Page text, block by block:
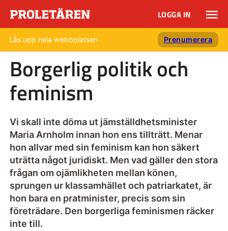
LOGGA IN
Lås upp hela webbplatsen Prenumerera
Borgerlig politik och
feminism
Vi skall inte döma ut jämställdhetsminister
Maria Arnholm innan hon ens tillträtt. Menar
hon allvar med sin feminism kan hon säkert
uträtta något juridiskt. Men vad gäller den stora
frågan om ojämlikheten mellan könen,
sprungen ur klassamhället och patriarkatet, är
hon bara en pratminister, precis som sin
företrädare. Den borgerliga feminismen räcker
inte till.